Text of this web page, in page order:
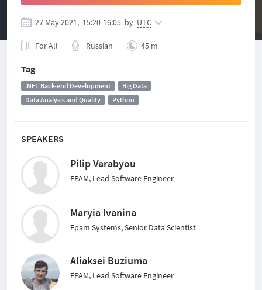
SPEAKERS
Pilip Varabyou
EPAM, Lead Software Engineer
Maryia Ivanina
Epam Systems, Senior Data Scientist
Aliaksei Buziuma
EPAM, Lead Software Engineer
27 May 2021, 15:20-16:05 by UTC
For All Russian 45 m
Tag
.NET Back-end Development
Big Data
Data Analysis and Quality
Python